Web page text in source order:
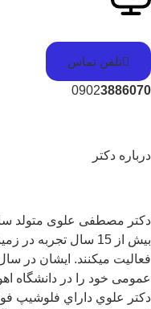
تلفن تماس
0902
دکتر
بیش از 15 سال تجربه
خود را در دانشگاه
علوي داراي فلوشيپ